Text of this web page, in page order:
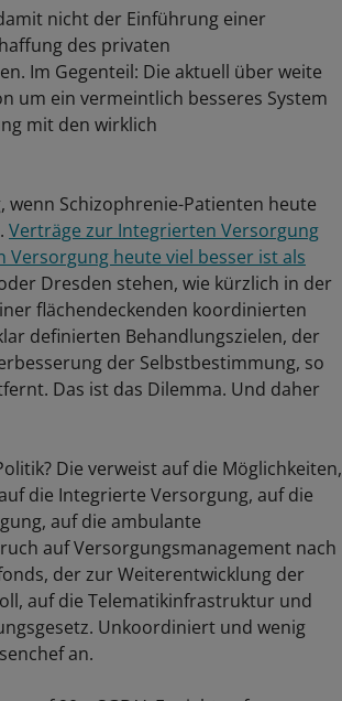
nicht der Einführung einer
des privaten
Im Gegenteil: Die aktuell über weite
um ein vermeintlich besseres System
mit den wirklich
wenn Schizophrenie-Patienten heute
Verträge zur Integrierten Versorgung
heute viel besser ist als
Dresden stehen, wie kürzlich in der
flächendeckenden koordinierten
definierten Behandlungszielen, der
der Selbstbestimmung, so
Das ist das Dilemma. Und daher
Die verweist auf die Möglichkeiten,
die Integrierte Versorgung, auf die
auf die ambulante
auf Versorgungsmanagement nach
der zur Weiterentwicklung der
auf die Telematikinfrastruktur und
Unkoordiniert und wenig
an.